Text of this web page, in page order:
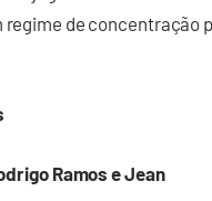
de concentração
Ramos e Jean